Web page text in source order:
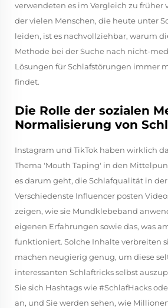
verwendeten es im Vergleich zu früher
der vielen Menschen, die heute unter
leiden, ist es nachvollziehbar, warum
Methode bei der Suche nach nicht-
Lösungen für Schlafstörungen immer
findet.
Die Rolle der sozialen
Normalisierung von
Instagram und TikTok haben wirklich
Thema 'Mouth Taping' in den
es darum geht, die Schlafqualität in
Verschiedenste Influencer posten
zeigen, wie sie Mundklebeband
eigenen Erfahrungen sowie das, was
funktioniert. Solche Inhalte verbreiten
machen neugierig genug, um diese
interessanten Schlaftricks selbst
Sie sich Hashtags wie #SchlafHacks
an, und Sie werden sehen, wie